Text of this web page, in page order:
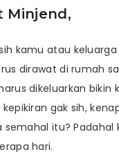
Minjend,
kamu atau
dirawat di rumah
dikeluarkan bikin
kepikiran gak sih,
semahal itu? Padahal
hari.